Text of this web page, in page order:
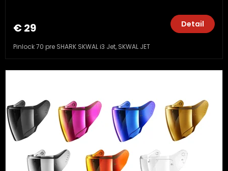
€ 29 Detail
Pinlock 70 pre SHARK SKWAL i3 Jet, SKWAL JET